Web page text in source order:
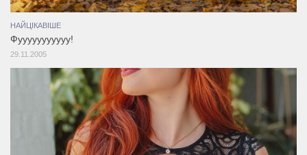
НАЙЦІКАВІШЕ
Фууууууууууу!
29.11.2005